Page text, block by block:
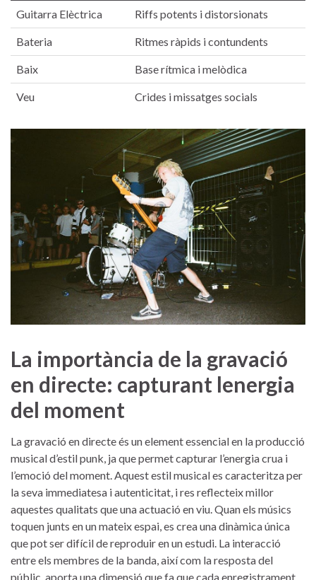
Guitarra Elèctrica Riffs potents i distorsionats
Bateria Ritmes ràpids i contundents
Baix Base⁣ rítmica i melòdica
Veu Crides i missatges socials
La importància de la gravació
en directe: capturant lenergia
del moment
La gravació en directe és un element​ essencial en la⁣ producció
musical d’estil punk, ja que‍ permet capturar ⁤l’energia ​crua i
l’emoció del moment. Aquest estil ‍musical es caracteritza per
la seva immediatesa ⁢i autenticitat, i​ res reflecteix‍ millor
⁤aquestes qualitats que una actuació en viu.⁣ Quan els músics
toquen junts⁤ en⁢ un mateix espai, es crea una dinàmica única
que pot ser⁤ difícil⁤ de reproduir ⁢en un estudi. La interacció
entre ‍els membres ⁢de la ‌banda, ⁣així com ​la resposta del
públic, aporta‌ una dimensió que fa que​ cada enregistrament